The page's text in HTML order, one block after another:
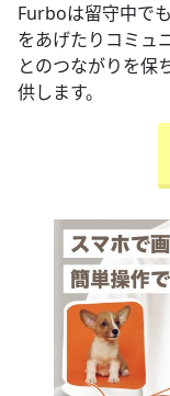
Furboは留守中で
をあげたりコミュ
とのつながりを保
供します。